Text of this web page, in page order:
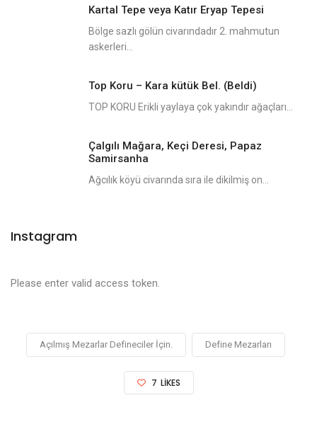
Kartal Tepe veya Katır Eryap Tepesi
Bölge sazlı gölün civarındadır 2. mahmutun
askerleri...
Top Koru – Kara kütük Bel. (Beldi)
TOP KORU Erikli yaylaya çok yakındır ağaçları...
Çalgılı Mağara, Keçi Deresi, Papaz
Samirsanha
Ağcılık köyü civarında sıra ile dikilmiş on...
Instagram
Please enter valid access token.
Açılmış Mezarlar Defineciler İçin. Define Mezarları
7 LIKES